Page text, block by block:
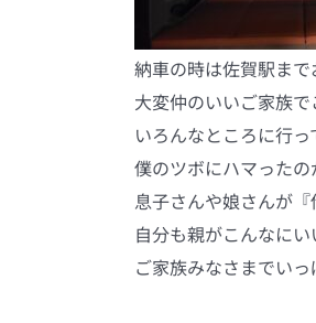
納車の時は佐賀駅ま
大変仲のいいご家族
いろんなところに行
僕のツボにハマった
息子さんや娘さんが
自分も親がこんなに
ご家族みなさまでい